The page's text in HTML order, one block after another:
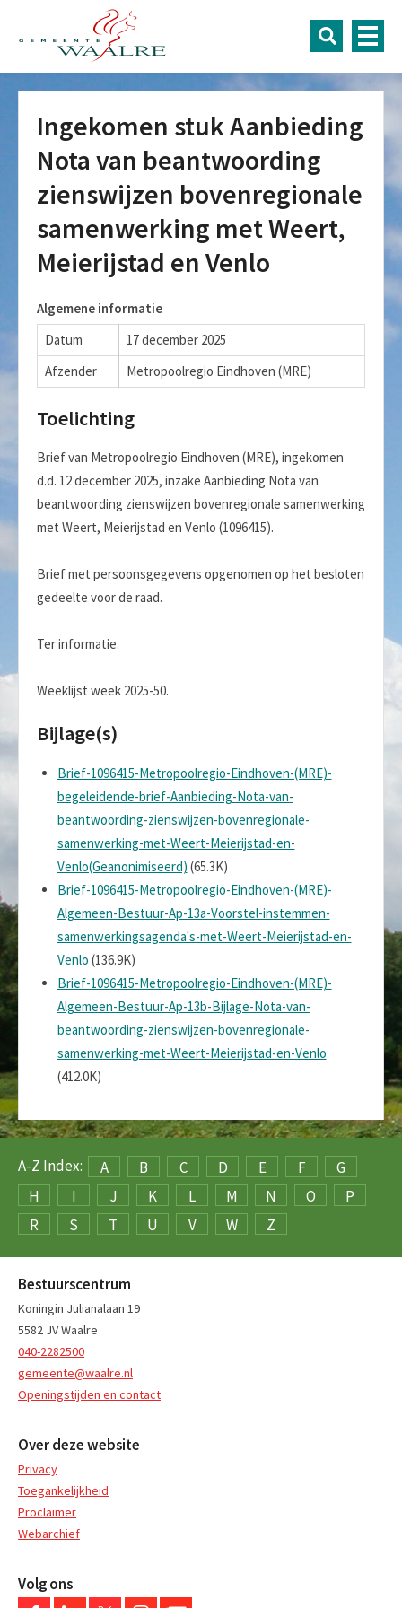
Ingekomen stuk Aanbieding
Nota van beantwoording
zienswijzen bovenregionale
samenwerking met Weert,
Meierijstad en Venlo
Algemene informatie
Datum
17 december 2025
Afzender
Metropoolregio Eindhoven (MRE)
Toelichting
Brief van Metropoolregio Eindhoven (MRE), ingekomen
d.d. 12 december 2025, inzake Aanbieding Nota van
beantwoording zienswijzen bovenregionale samenwerking
met Weert, Meierijstad en Venlo (1096415).
Brief met persoonsgegevens opgenomen op het besloten
gedeelte voor de raad.
Ter informatie.
Weeklijst week 2025-50.
Bijlage(s)
Brief-1096415-Metropoolregio-Eindhoven-(MRE)-
begeleidende-brief-Aanbieding-Nota-van-
beantwoording-zienswijzen-bovenregionale-
samenwerking-met-Weert-Meierijstad-en-
Venlo(Geanonimiseerd) (65.3K)
Brief-1096415-Metropoolregio-Eindhoven-(MRE)-
Algemeen-Bestuur-Ap-13a-Voorstel-instemmen-
samenwerkingsagenda's-met-Weert-Meierijstad-en-
Venlo (136.9K)
Brief-1096415-Metropoolregio-Eindhoven-(MRE)-
Algemeen-Bestuur-Ap-13b-Bijlage-Nota-van-
beantwoording-zienswijzen-bovenregionale-
samenwerking-met-Weert-Meierijstad-en-Venlo
(412.0K)
A-Z Index: A B C D E F
G
H
I J K L M N O
P
R
S T U V W Z
Bestuurscentrum
Koningin Julianalaan 19
5582 JV Waalre
040-2282500
gemeente@waalre.nl
Openingstijden en contact
Over deze website
Privacy
Toegankelijkheid
Proclaimer
Webarchief
Volg ons